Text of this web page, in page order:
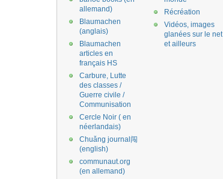
Récréation
Vidéos, images
glanées sur le net
et ailleurs
allemand)
Blaumachen
(anglais)
Blaumachen
articles en
français HS
Carbure, Lutte
des classes /
Guerre civile /
Communisation
Cercle Noir ( en
néerlandais)
Chuǎng journal闯
(english)
communaut.org
(en allemand)